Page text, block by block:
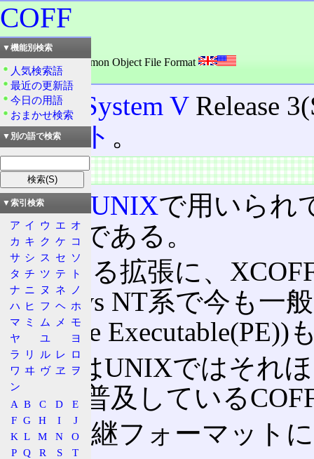
COFF
読み：コフ
外語：COFF: Common Object File Format
品詞：名詞
UNIX System VRelease
ーマット 。
特徴
従来のUNIXで用いられ
非互換である。
さらなる拡張に、
Windows NT系で今も一
(Portable Executable(PE))
COFFはUNIXではそれ
ち最も普及している
この後継フォーマットに
▼機能別検索
人気検索語
最近の更新語
今日の用語
おまかせ検索
▼別の語で検索
▼索引検索
ア イ ウ エ オ
カ キ ク ケ コ
サ シ ス セ ソ
タ チ ツ テ
ト
ナ ニ ヌ ネ
ノ
ハ ヒ フ ヘ ホ
マ ミ ム メ
モ
ヤ
ユ
ヨ
ラ
リ ル レ ロ
ワ ヰ ヴ ヱ
ヲ
ン
A B C D
E
F G H I
J
K L M N
O
P Q R S
T